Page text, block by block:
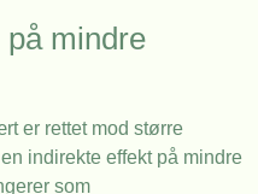
mindre
er rettet mod større
indirekte effekt på mindre
som